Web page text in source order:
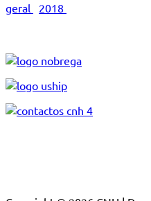
geral 2018